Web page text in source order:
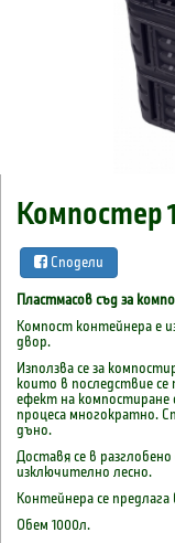
Компостер
Сподели
Пластмасов съд за
Компост контейнера е
двор.
Използва се за
които в последствие
ефект на компостиране
процеса многократно.
дъно.
Доставя се в
изключително лесно.
Контейнера се
Обем 1000л.